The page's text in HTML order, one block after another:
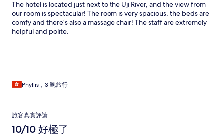
The hotel is located just next to the Uji River, and the view from
our room is spectacular! The room is very spacious, the beds are
comfy and there’s also a massage chair! The staff are extremely
helpful and polite.
Phyllis，3 晚旅行
旅客真實評論
10/10 好極了